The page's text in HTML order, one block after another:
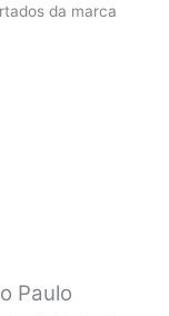
da marca
Paulo